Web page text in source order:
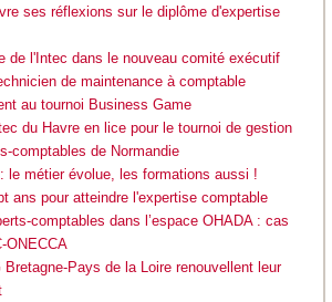
ses réflexions sur le diplôme d'expertise
de l'Intec dans le nouveau comité exécutif
de maintenance à comptable
au tournoi Business Game
du Havre en lice pour le tournoi de gestion
comptables de Normandie
le métier évolue, les formations aussi !
ans pour atteindre l'expertise comptable
comptables dans l’espace OHADA : cas
ONECCA
Bretagne-Pays de la Loire renouvellent leur